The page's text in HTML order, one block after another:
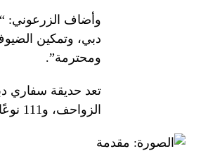
وأضاف الزرعوني:
دبي، وتمكين
ومحترمة”.
الزواحف، و111 نوعًا من الطيور.